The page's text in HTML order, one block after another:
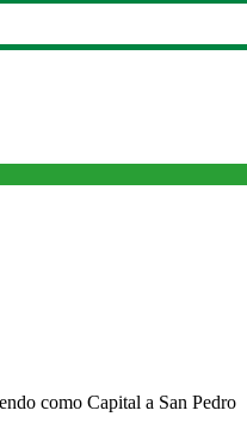
como Capital a San Pedro